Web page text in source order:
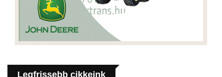
Legfrissebb cikkeink